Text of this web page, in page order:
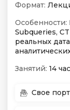
Формат:
Особенности:
Subqueries,
реальных
Занятий: 14
Свое